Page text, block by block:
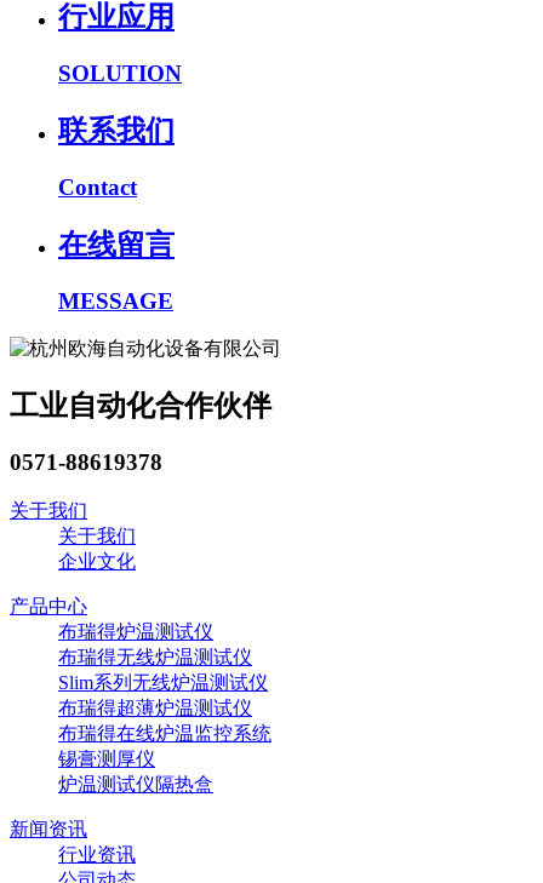
行业应用
SOLUTION
联系我们
Contact
在线留言
MESSAGE
工业自动化合作伙伴
0571-88619378
关于我们
关于我们
企业文化
产品中心
布瑞得炉温测试仪
布瑞得无线炉温测试仪
Slim系列无线炉温测试仪
布瑞得超薄炉温测试仪
布瑞得在线炉温监控系统
锡膏测厚仪
炉温测试仪隔热盒
新闻资讯
行业资讯